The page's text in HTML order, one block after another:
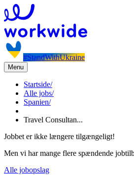
#StandWithUkraine
Menu
Startside/
Alle jobs/
Spanien/
Travel Consultan...
Jobbet er ikke længere tilgængeligt!
Men vi har mange flere spændende
Alle jobopslag